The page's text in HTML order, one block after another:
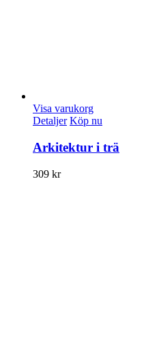
Visa varukorg
Detaljer Köp nu
Arkitektur i trä
309 kr